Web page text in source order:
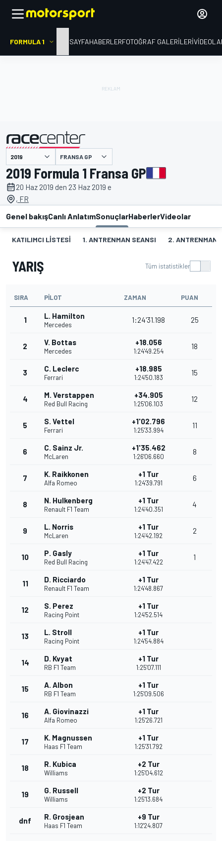
FORMULA 1 ANA SAYFAHABERLERFOTOĞRAF GALERILERI
FRANSA GP
2019 Formula 1 Fransa GP
20 Haz 2019 den 23 Haz 2019 e
, FR
Genel bakışCanlı AnlatımSonuçlarHaberlerVideolar
KATILIMCI LISTESI 1. ANTRENMAN SEANSI 2. ANTRENMAN
YARIŞ Tüm istatistikler
SIRA PILOT ZAMAN PUAN
1 L. Hamilton
Mercedes
1:24'31.198 25
2 V. Bottas
Mercedes
+18.056
1:24'49.254
18
3 C. Leclerc
Ferrari
+18.985
1:24'50.183
15
4 M. Verstappen
Red Bull Racing
+34.905
1:25'06.103
12
5 S. Vettel
Ferrari
+1'02.796
1:25'33.994
11
6 C. Sainz Jr.
McLaren
+1'35.462
1:26'06.660
8
7 K. Raikkonen
Alfa Romeo
+1 Tur
1:24'39.791
6
8 N. Hulkenberg
Renault F1 Team
+1 Tur
1:24'40.351
4
9 L. Norris
McLaren
+1 Tur
1:24'42.192
2
10 P. Gasly
Red Bull Racing
+1 Tur
1:24'47.422
1
11 D. Ricciardo
Renault F1 Team
+1 Tur
1:24'48.867
12 S. Perez
Racing Point
+1 Tur
1:24'52.514
13 L. Stroll
Racing Point
+1 Tur
1:24'54.884
14 D. Kvyat
RB F1 Team
+1 Tur
1:25'07.111
15 A. Albon
RB F1 Team
+1 Tur
1:25'09.506
16 A. Giovinazzi
Alfa Romeo
+1 Tur
1:25'26.721
17 K. Magnussen
Haas F1 Team
+1 Tur
1:25'31.792
18 R. Kubica
Williams
+2 Tur
1:25'04.612
19 G. Russell
Williams
+2 Tur
1:25'13.684
dnf R. Grosjean
Haas F1 Team
+9 Tur
1:12'24.807